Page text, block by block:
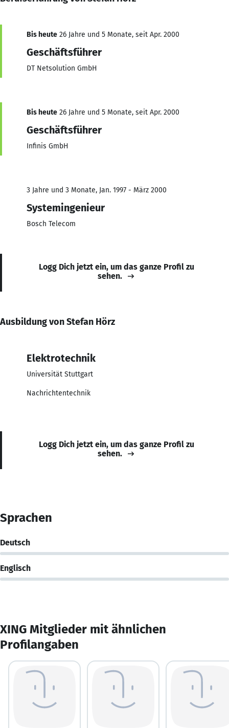
Bis heute 26 Jahre und 5 Monate, seit Apr. 2000
Geschäftsführer
DT Netsolution GmbH
Bis heute 26 Jahre und 5 Monate, seit Apr. 2000
Geschäftsführer
Infinis GmbH
3 Jahre und 3 Monate, Jan. 1997 - März 2000
Systemingenieur
Bosch Telecom
Logg Dich jetzt ein, um das ganze Profil zu
sehen.
Ausbildung von Stefan Hörz
Elektrotechnik
Universität Stuttgart
Nachrichtentechnik
Logg Dich jetzt ein, um das ganze Profil zu
sehen.
Sprachen
Deutsch
Englisch
XING Mitglieder mit ähnlichen
Profilangaben